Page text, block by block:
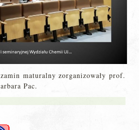
maturalny zorganizowały prof.
Pac.